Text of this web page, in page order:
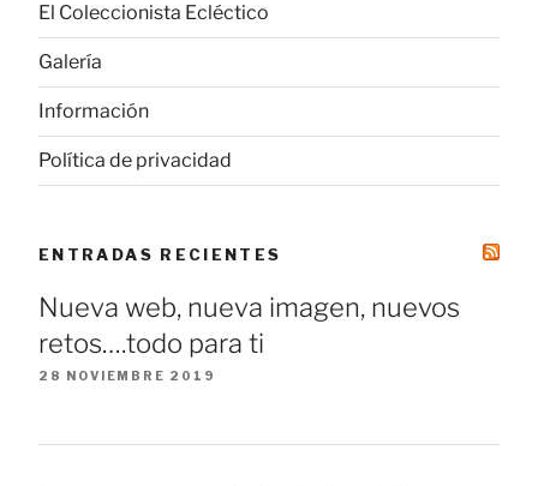
El Coleccionista Ecléctico
Galería
Información
Política de privacidad
ENTRADAS RECIENTES
Nueva web, nueva imagen, nuevos
retos….todo para ti
28 NOVIEMBRE 2019